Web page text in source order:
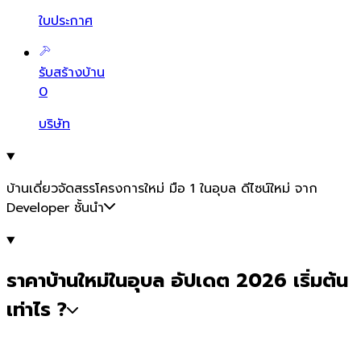
ใบประกาศ
รับสร้างบ้าน
0
บริษัท
บ้านเดี่ยวจัดสรรโครงการใหม่ มือ 1 ในอุบล ดีไซน์ใหม่ จาก
Developer ชั้นนำ
ราคาบ้านใหม่ในอุบล อัปเดต 2026 เริ่มต้น
เท่าไร ?